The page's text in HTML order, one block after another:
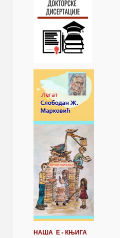
НАША Е - КЊИГА